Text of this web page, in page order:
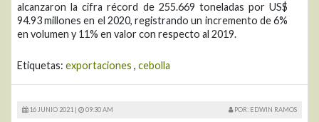
alcanzaron la cifra récord de 255.669 toneladas por US$
94.93 millones en el 2020, registrando un incremento de 6%
en volumen y 11% en valor con respecto al 2019.
Etiquetas: exportaciones , cebolla
16 JUNIO 2021 | 09:30 AM POR: EDWIN RAMOS